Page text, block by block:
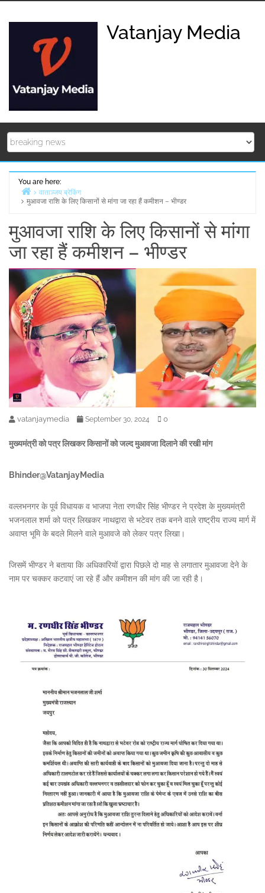
Vatanjay Media
You are here:
Home
वाताञ्जय ब्रेकिंग
मुआवजा राशि के लिए किसानों से मांगा जा रहा हैं कमीशन – भीण्डर
मुआवजा राशि के लिए किसानों से मांगा
जा रहा हैं कमीशन – भीण्डर
vatanjaymedia September 30, 2024 0
मुख्यमंत्री को पत्र लिखकर किसानों को जल्द मुआवजा दिलाने की रखी मांग
Bhinder@VatanjayMedia
वल्लभनगर के पूर्व विधायक व भाजपा नेता रणधीर सिंह भीण्डर ने प्रदेश के मुख्यमंत्री
भजनलाल शर्मा को पत्र लिखकर नाथद्वारा से भटेवर तक बनने वाले राष्ट्रीय राज्य मार्ग में
अवाप्त भूमि के बदले मिलने वाले मुआवजे को लेकर पत्र लिखा।
जिसमें भीण्डर ने बताया कि अधिकारियों द्वारा पिछले दो माह से लगातार मुआवजा देने के
नाम पर चक्कर कटवाएं जा रहे हैं और कमीशन की मांग की जा रही है।